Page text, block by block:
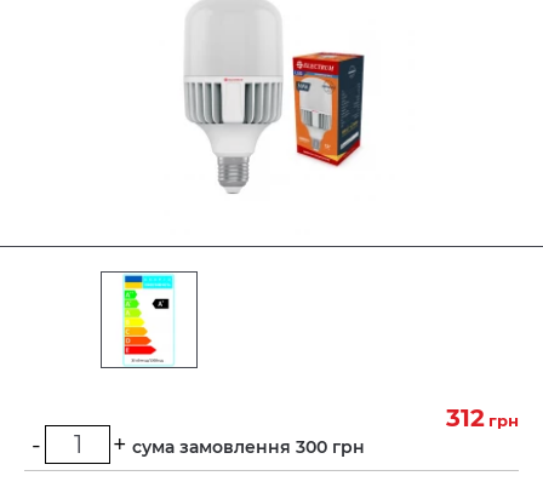
312 грн
Мінімальна сума замовлення 300 грн
- +